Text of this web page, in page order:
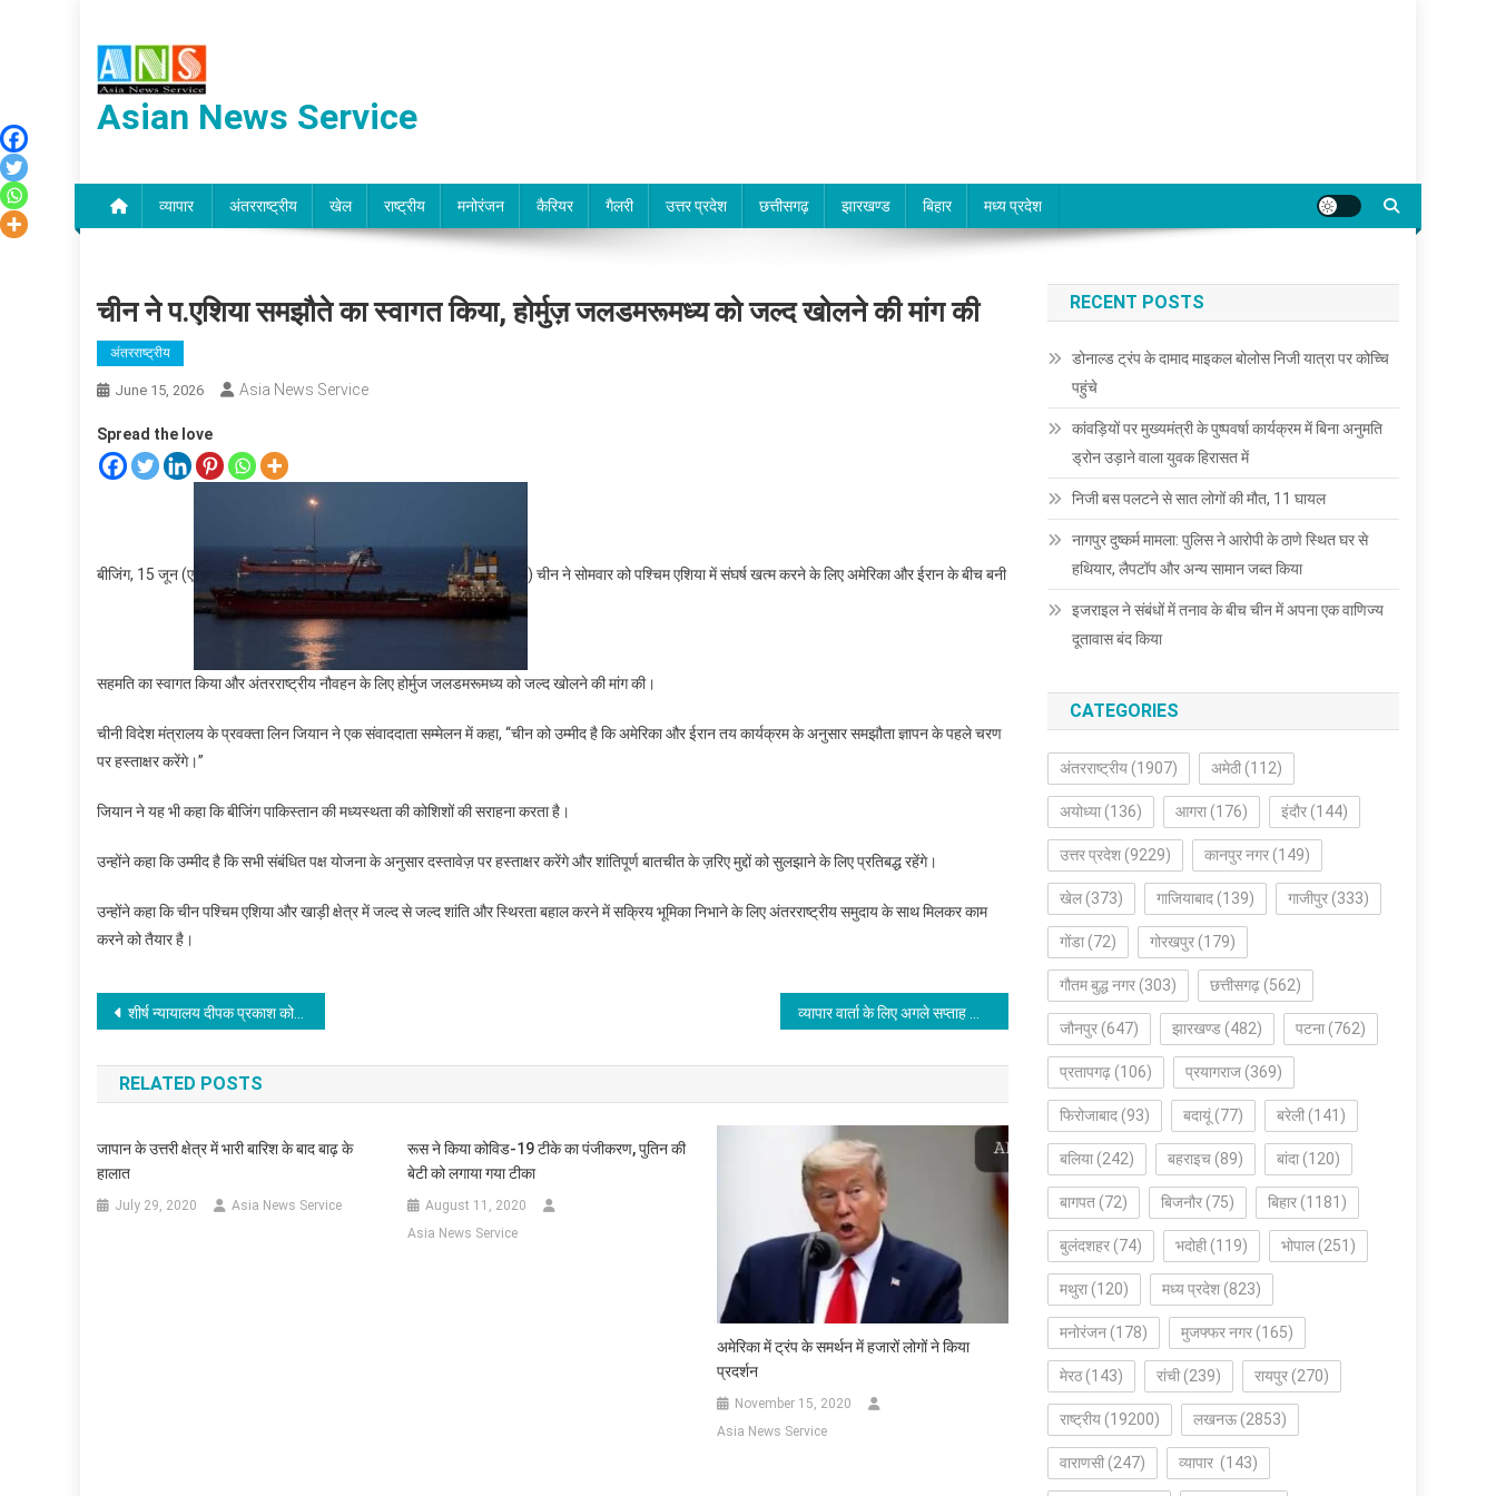
content
Asian News Service
व्यापार अंतरराष्ट्रीय खेल राष्ट्रीय मनोरंजन कैरियर गैलरी उत्तर प्रदेश छत्तीसगढ़ झारखण्ड बिहार मध्य प्रदेश
चीन ने प.एशिया समझौते का स्वागत किया, होर्मुज़ जलडमरूमध्य को जल्द खोलने की मांग की
अंतरराष्ट्रीय
June 15, 2026 Asia News Service
Spread the love
बीजिंग, 15 जून (ए ) चीन ने सोमवार को पश्चिम एशिया में संघर्ष खत्म करने के लिए अमेरिका और ईरान के बीच बनी
सहमति का स्वागत किया और अंतरराष्ट्रीय नौवहन के लिए होर्मुज जलडमरूमध्य को जल्द खोलने की मांग की।
चीनी विदेश मंत्रालय के प्रवक्ता लिन जियान ने एक संवाददाता सम्मेलन में कहा, ‘‘चीन को उम्मीद है कि अमेरिका और ईरान तय कार्यक्रम के अनुसार समझौता ज्ञापन के पहले चरण
पर हस्ताक्षर करेंगे।’’
जियान ने यह भी कहा कि बीजिंग पाकिस्तान की मध्यस्थता की कोशिशों की सराहना करता है।
उन्होंने कहा कि उम्मीद है कि सभी संबंधित पक्ष योजना के अनुसार दस्तावेज़ पर हस्ताक्षर करेंगे और शांतिपूर्ण बातचीत के ज़रिए मुद्दों को सुलझाने के लिए प्रतिबद्ध रहेंगे।
उन्होंने कहा कि चीन पश्चिम एशिया और खाड़ी क्षेत्र में जल्द से जल्द शांति और स्थिरता बहाल करने में सक्रिय भूमिका निभाने के लिए अंतरराष्ट्रीय समुदाय के साथ मिलकर काम
करने को तैयार है।
Post
navigation
शीर्ष न्यायालय दीपक प्रकाश को बिहार में दोबारा मंत्री बनाने को चुनौती देने वाली याचिका पर सुनवाई को सहमत
RELATED POSTS
जापान के उत्तरी क्षेत्र में भारी बारिश के बाद बाढ़ के
हालात
July 29, 2020 Asia News Service
रूस ने किया कोविड-19 टीके का पंजीकरण, पुतिन की
बेटी को लगाया गया टीका
August 11, 2020
Asia News Service
अमेरिका में ट्रंप के समर्थन में हजारों लोगों ने किया
प्रदर्शन
November 15, 2020
Asia News Service
RECENT POSTS
डोनाल्ड ट्रंप के दामाद माइकल बोलोस निजी यात्रा पर कोच्चि
पहुंचे
कांवड़ियों पर मुख्यमंत्री के पुष्पवर्षा कार्यक्रम में बिना अनुमति
ड्रोन उड़ाने वाला युवक हिरासत में
निजी बस पलटने से सात लोगों की मौत, 11 घायल
नागपुर दुष्कर्म मामला: पुलिस ने आरोपी के ठाणे स्थित घर से
हथियार, लैपटॉप और अन्य सामान जब्त किया
इजराइल ने संबंधों में तनाव के बीच चीन में अपना एक वाणिज्य
दूतावास बंद किया
CATEGORIES
अंतरराष्ट्रीय (1907) अमेठी (112)
अयोध्या (136) आगरा (176) इंदौर (144)
उत्तर प्रदेश (9229) कानपुर नगर (149)
खेल (373) गाजियाबाद (139) गाजीपुर (333)
गोंडा (72) गोरखपुर (179)
गौतम बुद्ध नगर (303) छत्तीसगढ़ (562)
जौनपुर (647) झारखण्ड (482) पटना (762)
प्रतापगढ़ (106) प्रयागराज (369)
फिरोजाबाद (93) बदायूं (77) बरेली (141)
बलिया (242) बहराइच (89) बांदा (120)
बागपत (72) बिजनौर (75) बिहार (1181)
बुलंदशहर (74) भदोही (119) भोपाल (251)
मथुरा (120) मध्य प्रदेश (823)
मनोरंजन (178) मुजफ्फर नगर (165)
मेरठ(143) रांची (239) रायपुर (270)
राष्ट्रीय (19200) लखनऊ(2853)
वाराणसी (247) व्यापार (143)